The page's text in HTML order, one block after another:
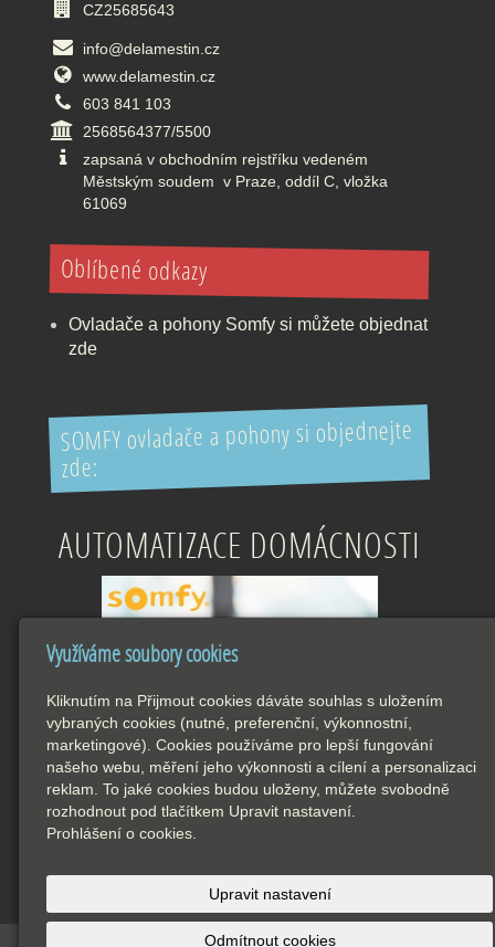
CZ25685643
info@delamestin.cz
www.delamestin.cz
603 841 103
2568564377/5500
zapsaná v obchodním rejstříku vedeném
Městským soudem v Praze, oddíl C, vložka
61069
Oblíbené odkazy
Ovladače a pohony Somfy si můžete objednat
zde
SOMFY ovladače a pohony si objednejte
zde:
AUTOMATIZACE DOMÁCNOSTI
Využíváme soubory cookies
Kliknutím na Přijmout cookies dáváte souhlas s uložením
vybraných cookies (nutné, preferenční, výkonnostní,
marketingové). Cookies používáme pro lepší fungování
našeho webu, měření jeho výkonnosti a cílení a personalizaci
reklam. To jaké cookies budou uloženy, můžete svobodně
rozhodnout pod tlačítkem Upravit nastavení.
Prohlášení o cookies.
Upravit nastavení
Odmítnout cookies